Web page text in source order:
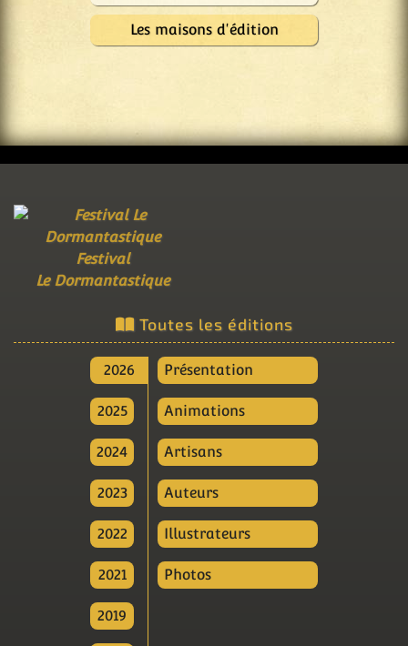
Les maisons d'édition
Festival
Le Dormantastique
Toutes les éditions
2026
2025
2024
2023
2022
2021
2019
Présentation
Animations
Artisans
Auteurs
Illustrateurs
Photos